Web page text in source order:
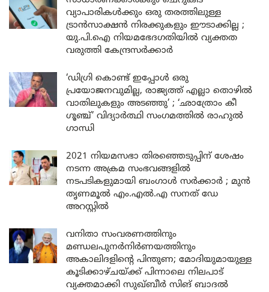
വ്യാപാരികൾക്കും ഒരു തരത്തിലുള്ള
ട്രാൻസാക്ഷൻ നിരക്കുകളും ഈടാക്കില്ല ;
യു.പി.ഐ നിയമഭേദഗതിയിൽ വ്യക്തത
വരുത്തി കേന്ദ്രസർക്കാർ
‘ഡിഗ്രി കൊണ്ട് ഇപ്പോൾ ഒരു
പ്രയോജനവുമില്ല, രാജ്യത്ത് എല്ലാ തൊഴിൽ
വാതിലുകളും അടഞ്ഞു’ ; ‘ഛാത്രോം കീ
ഗൂഞ്ച്’ വിദ്യാർത്ഥി സംഗമത്തിൽ രാഹുൽ
ഗാന്ധി
2021 നിയമസഭാ തിരഞ്ഞെടുപ്പിന് ശേഷം
നടന്ന അക്രമ സംഭവങ്ങളിൽ
നടപടികളുമായി ബംഗാൾ സർക്കാർ ; മുൻ
തൃണമൂൽ എം.എൽ.എ സനത് ഡേ
അറസ്റ്റിൽ
വനിതാ സംവരണത്തിനും
മണ്ഡലപുനർനിർണയത്തിനും
അകാലിദളിന്റെ പിന്തുണ; മോദിയുമായുള്ള
കൂടിക്കാഴ്ചയ്ക്ക് പിന്നാലെ നിലപാട്
വ്യക്തമാക്കി സുഖ്ബീർ സിങ് ബാദൽ